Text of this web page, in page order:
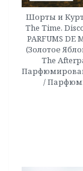
Шорты и
The Time.
PARFUMS DE
(Золотое
The
/